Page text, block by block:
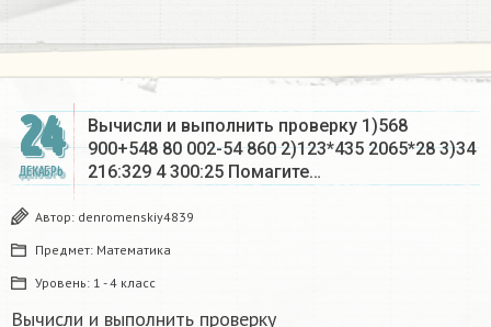
24
ДЕКАБРЬ
Вычисли и выполнить проверку 1)568
900+548 80 002-54 860 2)123*435 2065*28 3)34
216:329 4 300:25 Помагите…
Автор: denromenskiy4839
Предмет: Математика
Уровень: 1 - 4 класс
Вычисли и выполнить проверку